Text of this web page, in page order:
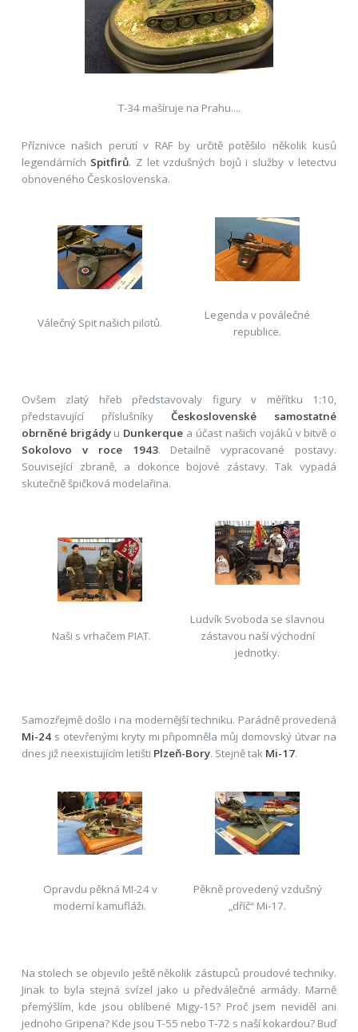
T-34 mašíruje na Prahu....
Příznivce našich perutí v RAF by určitě potěšilo několik kusů
legendárních Spitfirů. Z let vzdušných bojů i služby v letectvu
obnoveného Československa.
Válečný Spit našich pilotů.
Legenda v poválečné
republice.
Ovšem zlatý hřeb představovaly figury v měřítku 1:10,
představující příslušníkyČeskoslovenské samostatné
obrněné brigádyu Dunkerque a účast našich vojáků v bitvě o
Sokolovo v roce 1943. Detailně vypracované postavy.
Související zbraně, a dokonce bojové zástavy. Tak vypadá
skutečně špičková modelařina.
Naši s vrhačem PIAT.
Ludvík Svoboda se slavnou
zástavou naší východní
jednotky.
Samozřejmě došlo i na modernější techniku. Parádně provedená
Mi-24s otevřenými kryty mi připomněla můj domovský útvar na
dnes již neexistujícím letišti Plzeň-Bory. Stejně tak Mi-17.
Opravdu pěkná MI-24 v
moderní kamufláži.
Pěkně provedený vzdušný
„dříč“ Mi-17.
Na stolech se objevilo ještě několik zástupců proudové techniky.
Jinak to byla stejná svízel jako u předválečné armády. Marně
přemýšlím, kde jsou oblíbené Migy-15? Proč jsem neviděl ani
jednoho Gripena? Kde jsou T-55 nebo T-72 s naší kokardou? Buď